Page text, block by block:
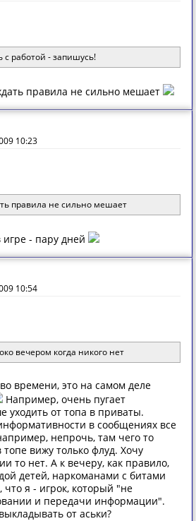
с работой - запишусь!
правила не сильно мешает
10:23
правила не сильно мешает
игре - пару дней
10:54
вечером когда никого нет
времени, это на самом деле
Например, очень пугает
уходить от топа в приваты.
в сообщениях все
непрочь, там чего то
вижу только флуд. Хочу
то нет. А к вечеру, как правило,
детей, наркоманами с битами
что я - игрок, который "не
и передачи информации".
от аськи?